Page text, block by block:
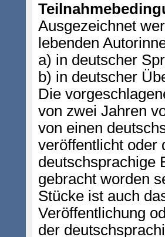
Ausgezeichnet
lebenden
a) in deutscher
b) in deutscher
Die
von zwei Jahren
von einen
veröffentlicht oder
deutschsprachige
gebracht worden
Stücke ist auch
Veröffentlichung
der